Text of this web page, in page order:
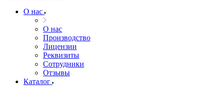
О нас
О нас
Производство
Лицензии
Реквизиты
Сотрудники
Отзывы
Каталог